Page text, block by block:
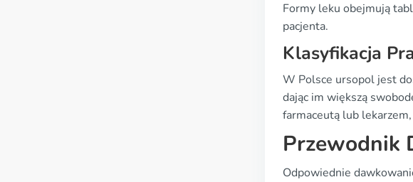
Formy leku obejmują
pacjenta.
Klasyfikacja
W Polsce ursopol jest
dając im większą
farmaceutą lub
Przewodnik
Odpowiednie